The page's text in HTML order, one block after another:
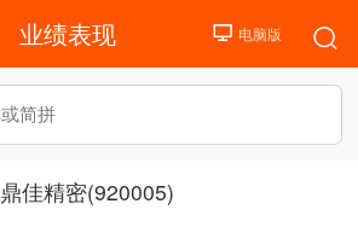
业绩表现
鼎佳精密(920005)